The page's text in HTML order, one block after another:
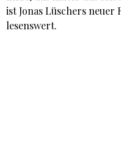
ist Jonas Lüschers neuer
lesenswert.